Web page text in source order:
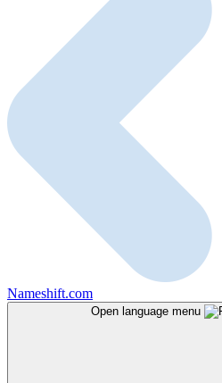
Nameshift.com
Open language menu